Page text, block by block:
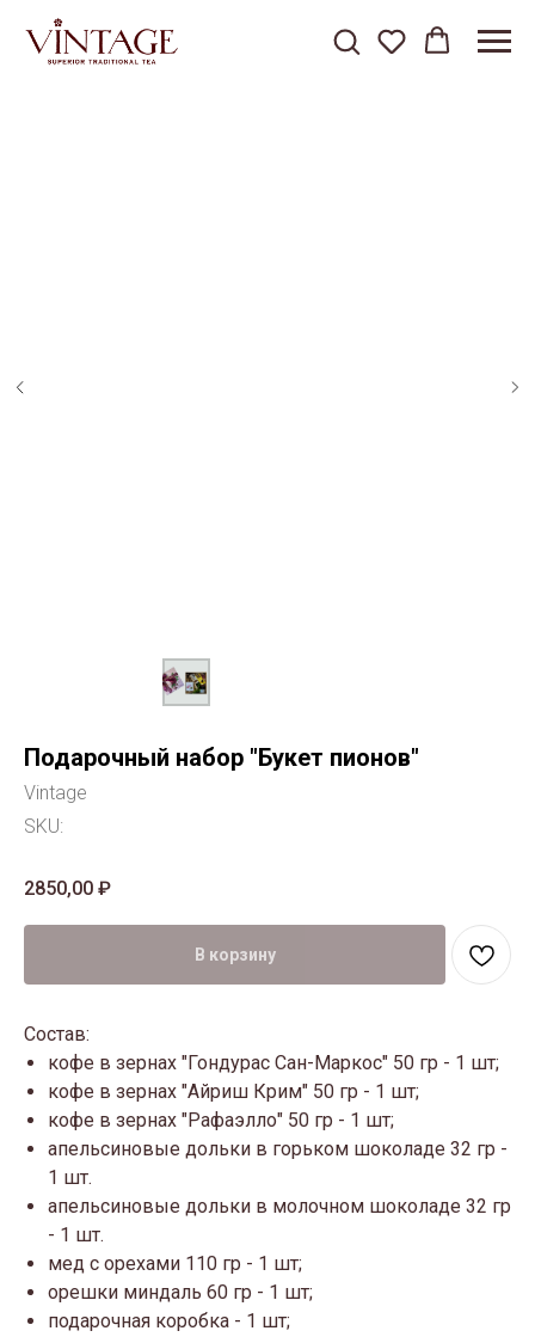
Подарочный набор "Букет пионов"
Vintage
SKU:
2850,00 ₽
В корзину
Состав:
кофе в зернах "Гондурас Сан-Маркос" 50 гр - 1 шт;
кофе в зернах "Айриш Крим" 50 гр - 1 шт;
кофе в зернах "Рафаэлло" 50 гр - 1 шт;
апельсиновые дольки в горьком шоколаде 32 гр -
1 шт.
апельсиновые дольки в молочном шоколаде 32 гр
- 1 шт.
мед с орехами 110 гр - 1 шт;
орешки миндаль 60 гр - 1 шт;
подарочная коробка - 1 шт;